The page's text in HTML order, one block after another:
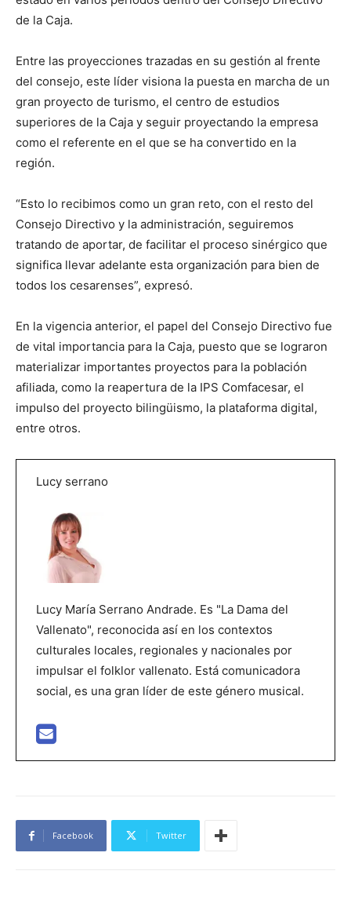
de la Caja.
Entre las proyecciones trazadas en su gestión al frente
del consejo, este líder visiona la puesta en marcha de un
gran proyecto de turismo, el centro de estudios
superiores de la Caja y seguir proyectando la empresa
como el referente en el que se ha convertido en la
región.
“Esto lo recibimos como un gran reto, con el resto del
Consejo Directivo y la administración, seguiremos
tratando de aportar, de facilitar el proceso sinérgico que
significa llevar adelante esta organización para bien de
todos los cesarenses”, expresó.
En la vigencia anterior, el papel del Consejo Directivo fue
de vital importancia para la Caja, puesto que se lograron
materializar importantes proyectos para la población
afiliada, como la reapertura de la IPS Comfacesar, el
impulso del proyecto bilingüismo, la plataforma digital,
entre otros.
Lucy serrano
Lucy María Serrano Andrade. Es "La Dama del
Vallenato", reconocida así en los contextos
culturales locales, regionales y nacionales por
impulsar el folklor vallenato. Está comunicadora
social, es una gran líder de este género musical.
Facebook Twitter